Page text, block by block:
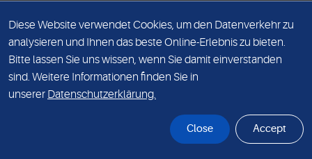
Email:info@mlhb.de
DATENSCHUTZ
IMPRESSUM
Diese Website verwendet Cookies, um den Datenverkehr zu
analysieren und Ihnen das beste Online-Erlebnis zu bieten.
Bitte lassen Sie uns wissen, wenn Sie damit einverstanden
sind. Weitere Informationen finden Sie in
unserer Datenschutzerklärung.
Close Accept